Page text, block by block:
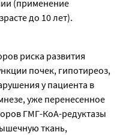
(применение
до 10 лет).
риска развития
почек, гипотиреоз,
у пациента в
уже перенесенное
ГМГ-КоА-редуктазы
ткань,